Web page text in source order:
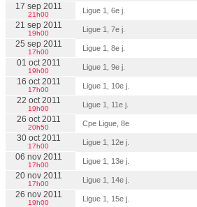
17 sep 2011
21h00 Ligue 1, 6e j.
21 sep 2011
19h00 Ligue 1, 7e j.
25 sep 2011
17h00 Ligue 1, 8e j.
01 oct 2011
19h00 Ligue 1, 9e j.
16 oct 2011
17h00 Ligue 1, 10e j.
22 oct 2011
19h00 Ligue 1, 11e j.
26 oct 2011
20h50 Cpe Ligue, 8e
30 oct 2011
17h00 Ligue 1, 12e j.
06 nov 2011
17h00 Ligue 1, 13e j.
20 nov 2011
17h00 Ligue 1, 14e j.
26 nov 2011
19h00 Ligue 1, 15e j.